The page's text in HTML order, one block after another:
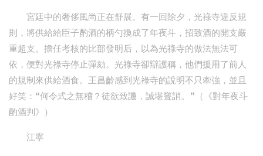
宮廷中的奢侈風尚正在舒展。有一回除夕，光祿寺違反規
則，將供給給臣子酌酒的柄勺換成了年夜斗，招致酒的開支嚴
重超支。擔任考核的比部發明后，以為光祿寺的做法無法可
依，便對光祿寺停止彈劾。光祿寺卻辯護稱，他們援用了前人
的規制來供給酒食。王昌齡感到光祿寺的說明不只牽強，並且
好笑：“何令式之無稽？徒欲致譏，誠堪聳誚。”（《對年夜斗
酌酒判》）
江寧